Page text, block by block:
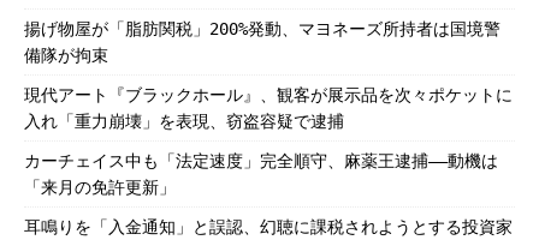
揚げ物屋が「脂肪関税」200%発動、マヨネーズ所持者は国境警
備隊が拘束
現代アート『ブラックホール』、観客が展示品を次々ポケットに
入れ「重力崩壊」を表現、窃盗容疑で逮捕
カーチェイス中も「法定速度」完全順守、麻薬王逮捕――動機は
「来月の免許更新」
耳鳴りを「入金通知」と誤認、幻聴に課税されようとする投資家